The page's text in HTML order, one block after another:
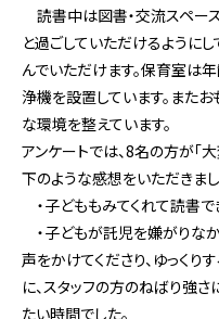
読書中は図書・交流スペー
と過ごしていただけるように
んでいただけます。保育室は
浄機を設置しています。また
な環境を整えています。
アンケートでは、8名の方が「
下のような感想をいただきまし
・子どももみてくれて読書で
・子どもが託児を嫌がりな
声をかけてくださり、ゆっくり
に、スタッフの方のねばり強さ
たい時間でした。